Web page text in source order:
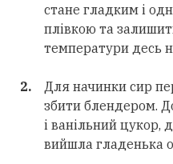
стане гладким і
плівкою та
температури десь
Для начинки сир
збити блендером.
і ванільний цукор,
вийшла гладенька